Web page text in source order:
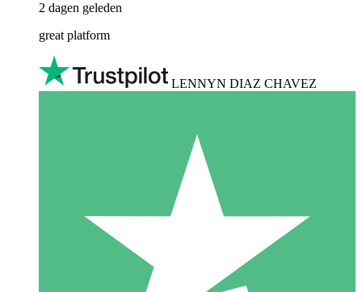
2 dagen geleden
great platform
LENNYN DIAZ CHAVEZ